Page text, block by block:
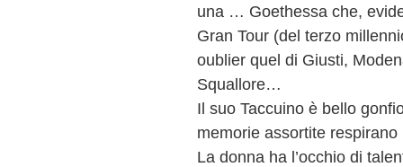
una … Goethessa che,
Gran Tour (del terzo
oublier quel di Giusti,
Squallore…
Il suo Taccuino è bello
memorie assortite respirano
La donna ha l’occhio di